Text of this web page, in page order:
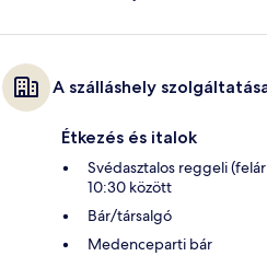
A szálláshely
Étkezés és italok
Svédasztalos reggeli
10:30 között
Bár/társalgó
Medenceparti bár